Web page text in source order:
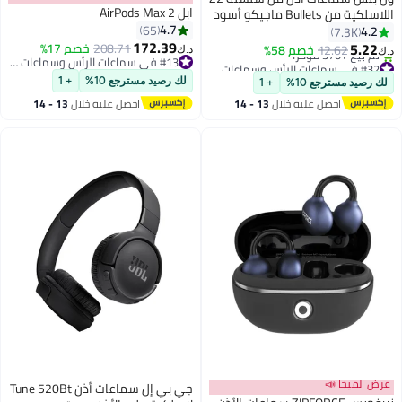
اللاسلكية من Bullets ماجيكو أسود
7.3K
12.62خصم 58%
#32 في سماعات الرأس وسماعات الأذن
بسرعة
+370 مؤخرًا
#32 في سماعات الرأس وسماعات الأذن
مسترجع 10% + 1
احصل عليه خلال 13 - 14
ابل AirPods Max 2
4.7
65
172.39
208.71خصم 17%
#13 في سماعات الرأس وسماعات الأذن
لك رصيد مسترجع 10% + 1
احصل عليه خلال 13 - 14
الميجا 📣 جي بي إل سماعات أذن Tune 520Bt